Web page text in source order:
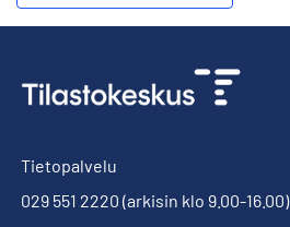
Tietopalvelu
029 551 2220 (arkisin klo 9.00-16.00)